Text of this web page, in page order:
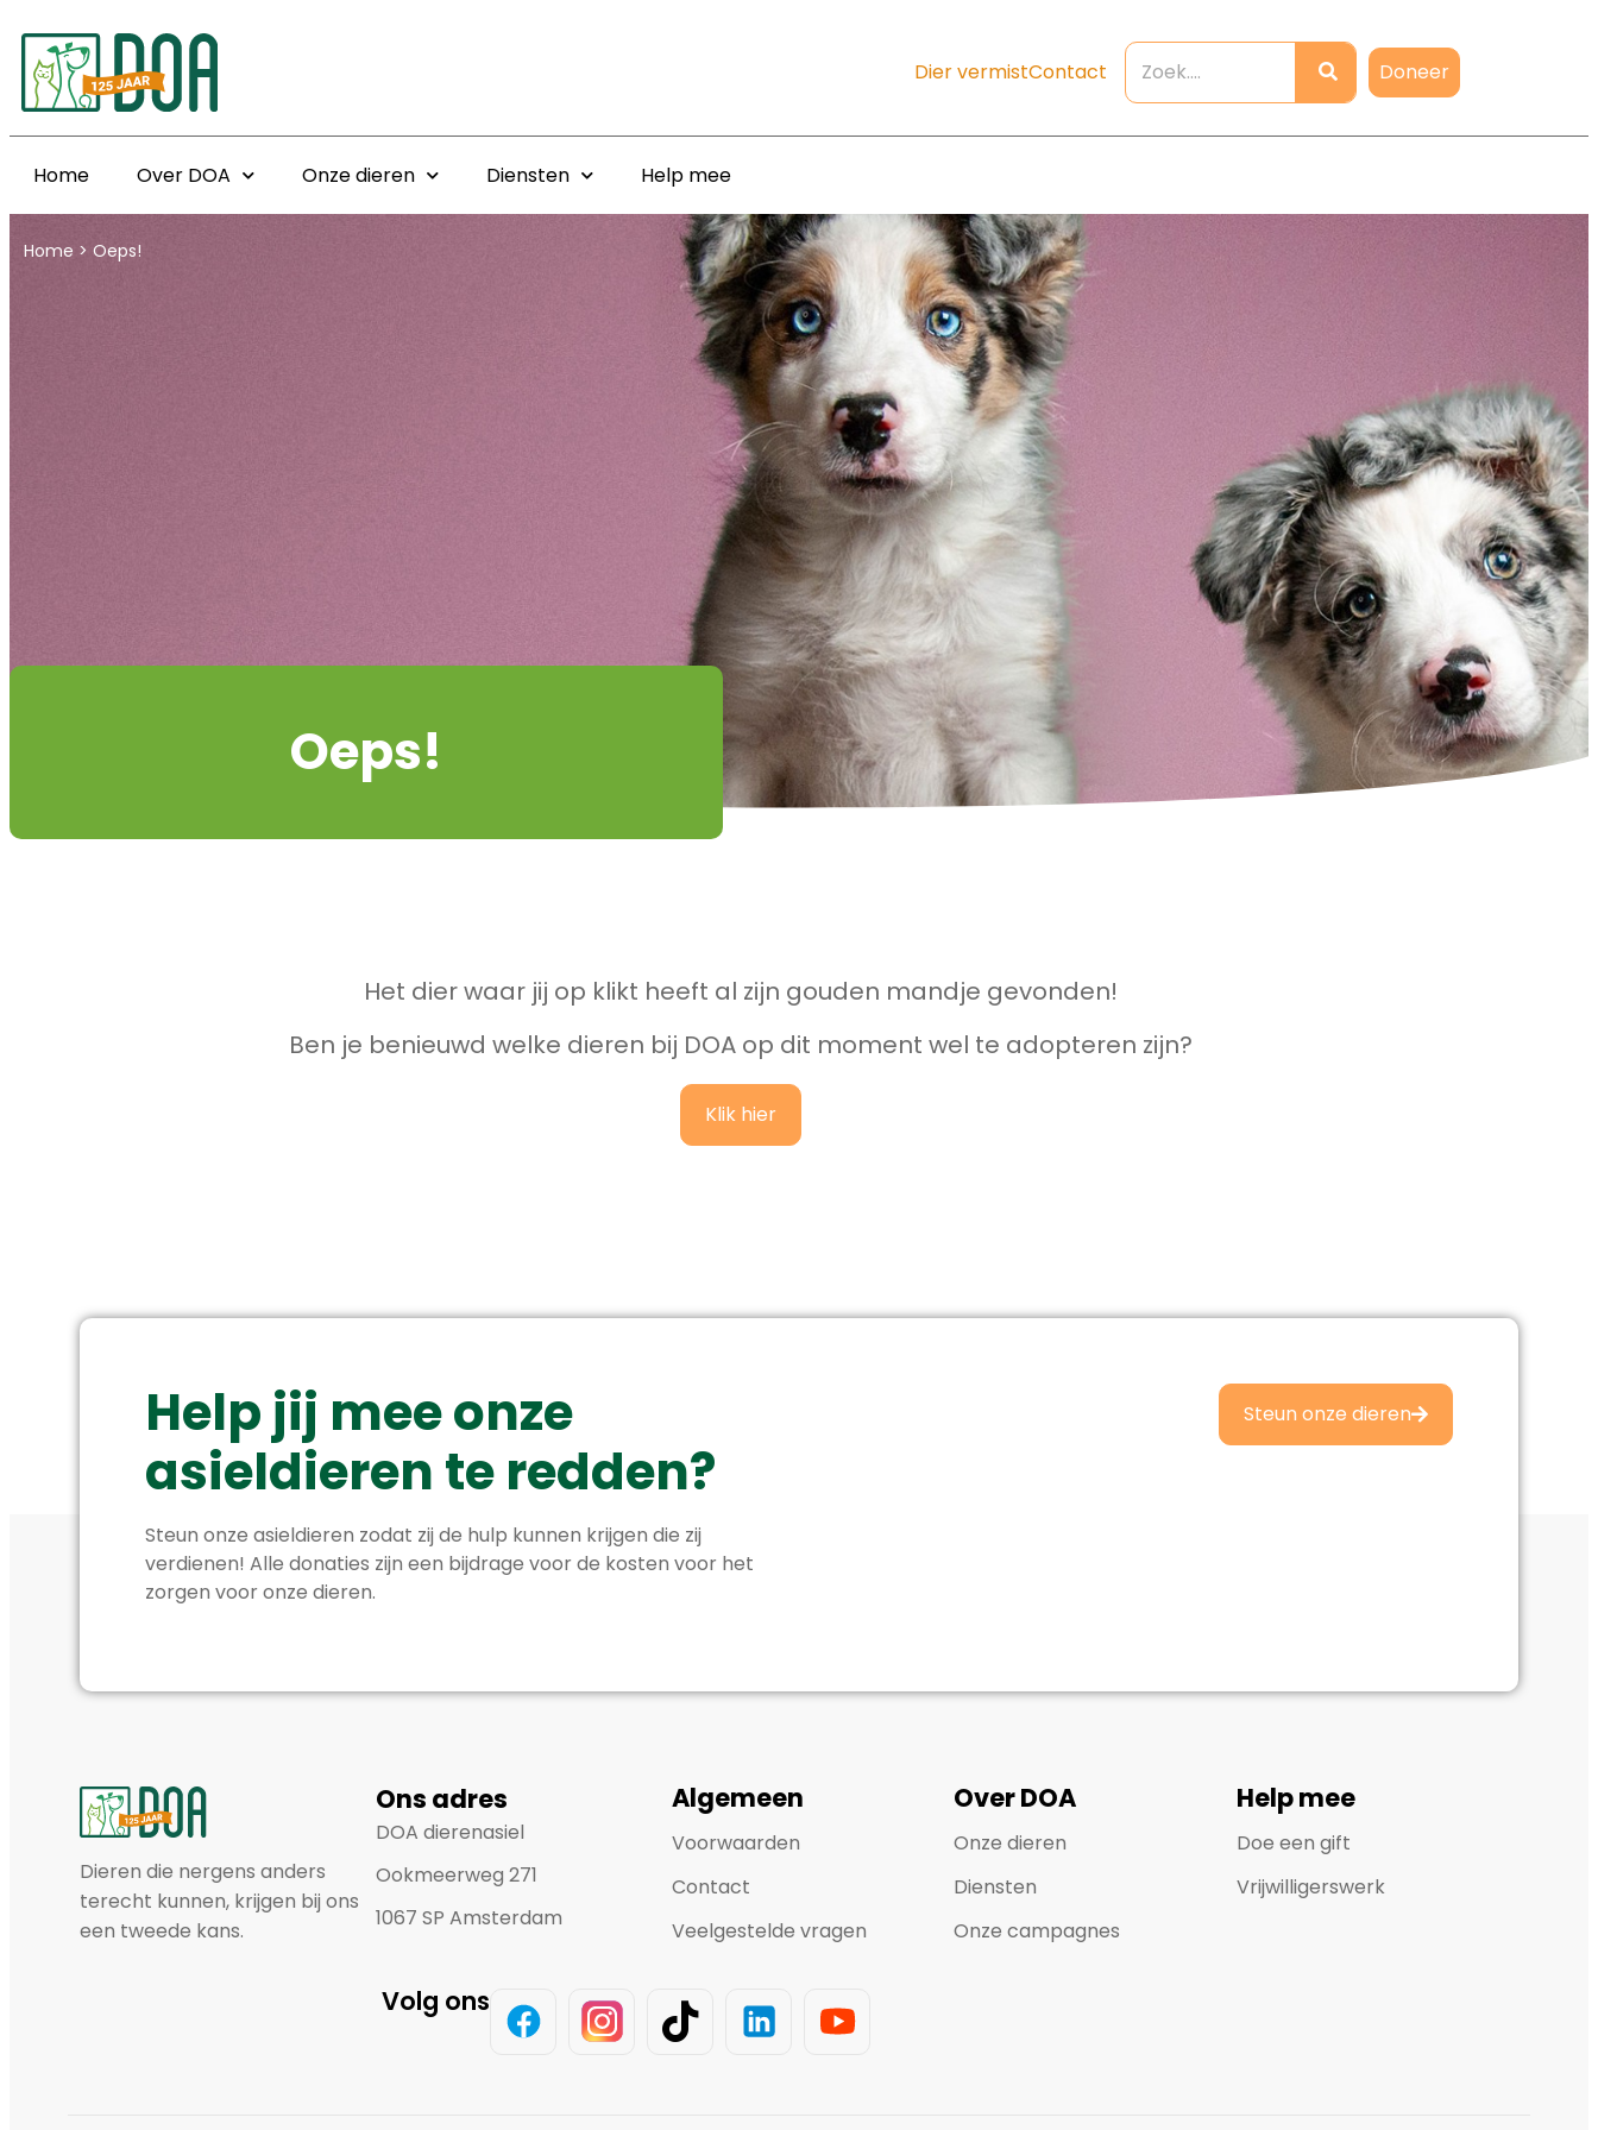
Dier vermistContact Doneer
Home Over DOA Onze dieren Diensten Help mee
Home > Oeps!
Oeps!
Het dier waar jij op klikt heeft al zijn gouden mandje gevonden!
Ben je benieuwd welke dieren bij DOA op dit moment wel te adopteren zijn?
Klik hier
Help jij mee onze
asieldieren te redden?
Steun onze asieldieren zodat zij de hulp kunnen krijgen die zij
verdienen! Alle donaties zijn een bijdrage voor de kosten voor het
zorgen voor onze dieren.
Steun onze dieren
Dieren die nergens anders
terecht kunnen, krijgen bij ons
een tweede kans.
Ons adres
DOA dierenasiel
Ookmeerweg 271
1067 SP Amsterdam
Algemeen
Voorwaarden
Contact
Veelgestelde vragen
Over DOA
Onze dieren
Diensten
Onze campagnes
Help mee
Doe een gift
Vrijwilligerswerk
Volg ons